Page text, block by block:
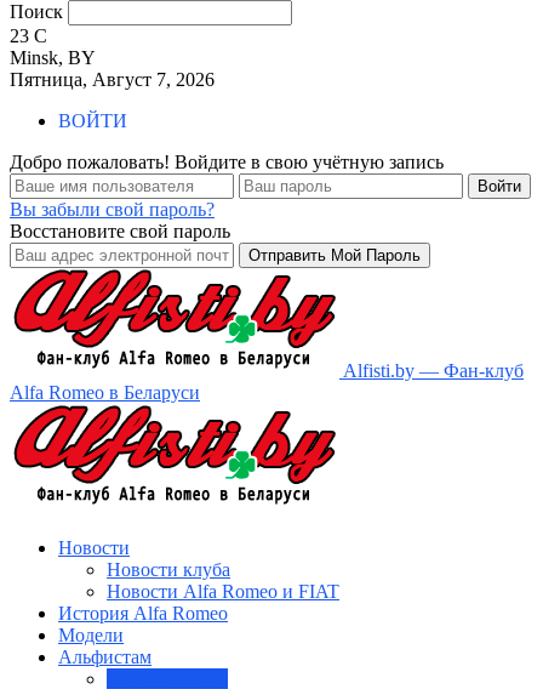
Поиск
23 C
Minsk, BY
Пятница, Август 7, 2026
ВОЙТИ
Добро пожаловать! Войдите в свою учётную запись
Вы забыли свой пароль?
Восстановите свой пароль
Alfisti.by — Фан-клуб
Alfa Romeo в Беларуси
Новости
Новости клуба
Новости Alfa Romeo и FIAT
История Alfa Romeo
Модели
Альфистам